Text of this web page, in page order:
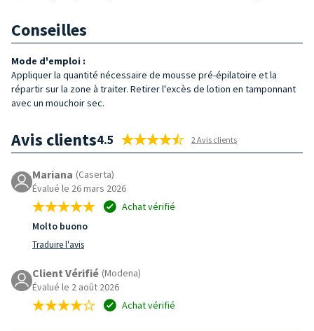
Conseilles
Mode d'emploi :
Appliquer la quantité nécessaire de mousse pré-épilatoire et la
répartir sur la zone à traiter. Retirer l'excès de lotion en tamponnant
avec un mouchoir sec.
Avis clients4.5 2 Avis clients
Mariana (Caserta)
Évalué le 26 mars 2026
Achat vérifié
Molto buono
Traduire l'avis
Client Vérifié (Modena)
Évalué le 2 août 2026
Achat vérifié